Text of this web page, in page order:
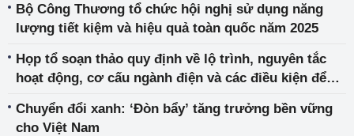
Bộ Công Thương tổ chức hội nghị sử dụng năng
lượng tiết kiệm và hiệu quả toàn quốc năm 2025
Họp tổ soạn thảo quy định về lộ trình, nguyên tắc
hoạt động, cơ cấu ngành điện và các điều kiện để
tranh tại Việt Nam
Chuyển đổi xanh: ‘Đòn bẩy’ tăng trưởng bền vững
cho Việt Nam